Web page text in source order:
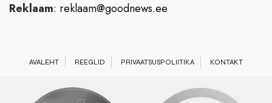
Reklaam: reklaam@goodnews.ee
AVALEHT REEGLID PRIVAATSUSPOLIITIKA KONTAKT